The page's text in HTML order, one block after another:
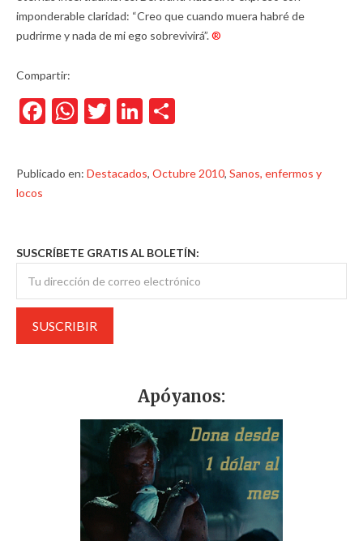
imponderable claridad: “Creo que cuando muera habré de
pudrirme y nada de mi ego sobrevivirá”.®
Compartir:
Facebook
WhatsApp
TwitterLinkedIn
Publicado en: Destacados, Octubre 2010, Sanos, enfermos y
locos
SUSCRÍBETE GRATIS AL BOLETÍN:
Apóyanos: